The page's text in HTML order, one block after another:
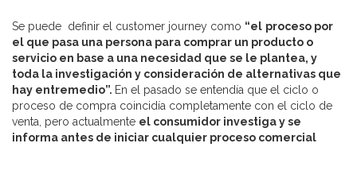
Se puede definir el customer journey como “el proceso por
el que pasa una persona para comprar un producto o
servicio en base a una necesidad que se le plantea, y
toda la investigación y consideración de alternativas que
hay entremedio”. En el pasado se entendía que el ciclo o
proceso de compra coincidía completamente con el ciclo de
venta, pero actualmente el consumidor investiga y se
informa antes de iniciar cualquier proceso comercial